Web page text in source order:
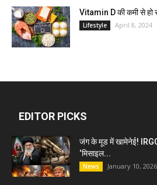
Vitamin D की कमी से हो
Lifestyle April 8, 2024
EDITOR PICKS
जंग के मूड में खामेनेई!
‘मिसाइल...
News January 10, 2026